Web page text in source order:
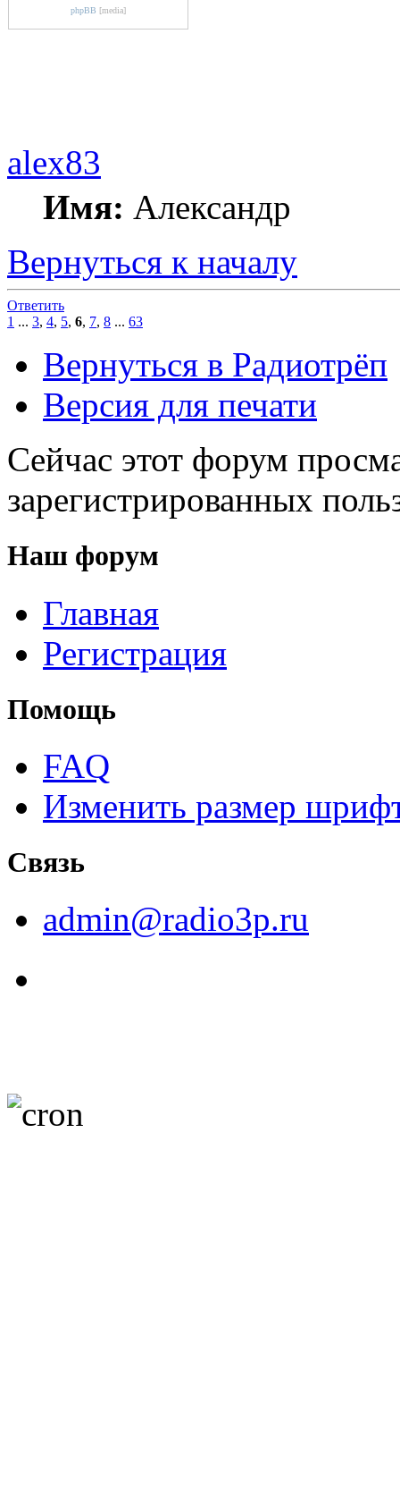
phpBB [media]
alex83
Имя: Александр
Вернуться к началу
Ответить
1 ... 3, 4, 5, 6, 7, 8 ... 63
Вернуться в Радиотрёп
Версия для печати
Сейчас этот форум
зарегистрированных
Наш форум
Главная
Регистрация
Помощь
FAQ
Изменить размер
Связь
admin@radio3p.ru